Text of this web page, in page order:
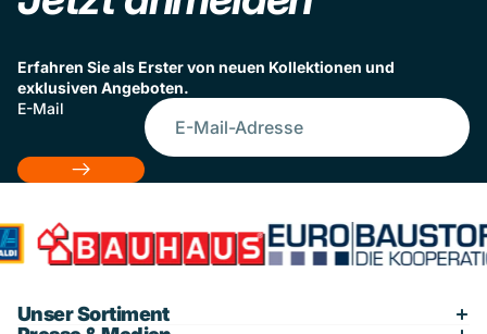
Erfahren Sie als Erster von neuen Kollektionen und
exklusiven Angeboten.
E-Mail
Unser Sortiment